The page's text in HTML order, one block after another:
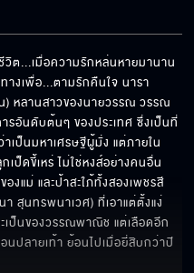
ต...เมื่อความรักหล่นหายมานาน
างเพื่อ...ตามรักคืนใจ นารา
หลานสาวของนายวรรณ วรรณ
อันดับต้นๆ ของประเทศ ซึ่งเป็นที่
เป็นมหาเศรษฐีผู้มั่ง แต่ภายใน
ป็ดขี้เหร่ ไม่ใช่หงส์อย่างคนอื่น
งแม่ และป้าสะใภ้ทั้งสองเพชรสี
สุนทรพนาเวศ) ที่เอาแต่ตั้งแง่
เป็นของวรรณพาณิช แต่เลือดอีก
ปลายเท้า ย้อนไปเมื่อยี่สิบกว่าปี